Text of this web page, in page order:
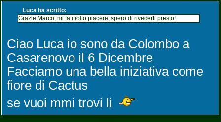
Luca ha scritto:
Grazie Marco, mi fa molto piacere, spero di rivederti presto!
Ciao Luca io sono da Colombo a
Casarenovo il 6 Dicembre
Facciamo una bella iniziativa come
fiore di Cactus
se vuoi mmi trovi li